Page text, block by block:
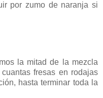
por zumo de naranja si
la mitad de la mezcla
fresas en rodajas
hasta terminar toda la